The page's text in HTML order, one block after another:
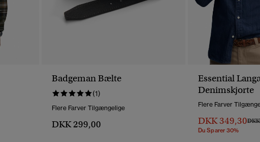
Badgeman Bælte
(1)
Flere Farver Tilgængelige
DKK 299,00
Essential
Denimskjorte
Flere Farver
DKK 349,30Pris
Du Sparer 30%